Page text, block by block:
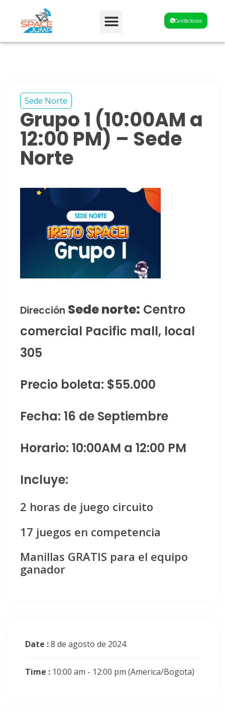
Contáctanos
Sede Norte
Grupo 1 (10:00AM a
12:00 PM) – Sede
Norte
Dirección Sede norte: Centro
comercial Pacific mall, local
305
Precio boleta: $55.000
Fecha: 16 de Septiembre
Horario: 10:00AM a 12:00 PM
Incluye:
2 horas de juego circuito
17 juegos en competencia
Manillas GRATIS para el equipo
ganador
Date :8 de agosto de 2024
Time : 10:00 am - 12:00 pm (America/Bogota)